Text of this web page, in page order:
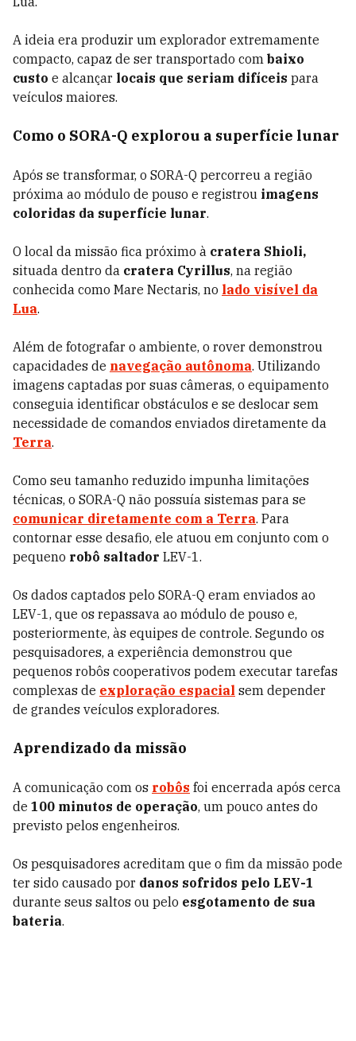
A ideia era produzir um explorador extremamente
compacto, capaz de ser transportado com baixo
custo e alcançar locais que seriam difíceis para
veículos maiores.
Como o SORA-Q explorou a superfície lunar
Após se transformar, o SORA-Q percorreu a região
próxima ao módulo de pouso e registrou imagens
coloridas da superfície lunar.
O local da missão fica próximo à cratera Shioli,
situada dentro da cratera Cyrillus, na região
conhecida como Mare Nectaris, no lado visível da
Lua.
Além de fotografar o ambiente, o rover demonstrou
capacidades de navegação autônoma. Utilizando
imagens captadas por suas câmeras, o equipamento
conseguia identificar obstáculos e se deslocar sem
necessidade de comandos enviados diretamente da
Terra.
Como seu tamanho reduzido impunha limitações
técnicas, o SORA-Q não possuía sistemas para se
comunicar diretamente com a Terra. Para
contornar esse desafio, ele atuou em conjunto com o
pequeno robô saltador LEV-1.
Os dados captados pelo SORA-Q eram enviados ao
LEV-1, que os repassava ao módulo de pouso e,
posteriormente, às equipes de controle. Segundo os
pesquisadores, a experiência demonstrou que
pequenos robôs cooperativos podem executar tarefas
complexas de exploração espacial sem depender
de grandes veículos exploradores.
Aprendizado da missão
A comunicação com os robôs foi encerrada após cerca
de 100 minutos de operação, um pouco antes do
previsto pelos engenheiros.
Os pesquisadores acreditam que o fim da missão pode
ter sido causado por danos sofridos pelo LEV-1
durante seus saltos ou pelo esgotamento de sua
bateria.